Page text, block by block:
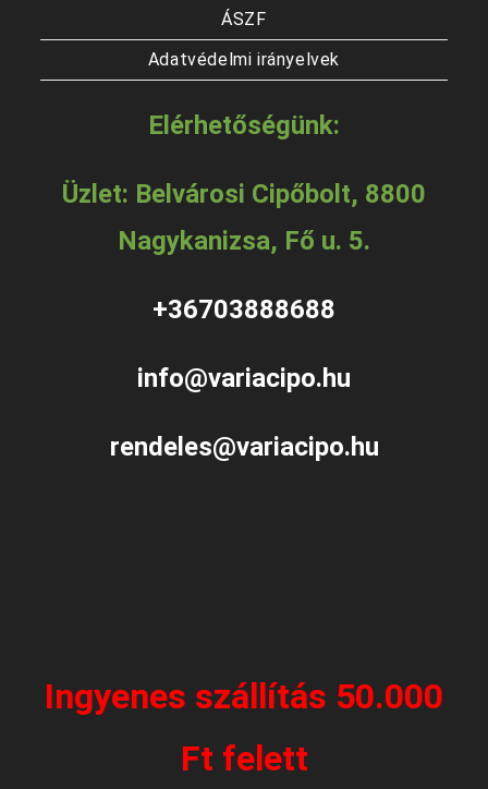
ÁSZF
Adatvédelmi irányelvek
Elérhetőségünk:
Üzlet: Belvárosi Cipőbolt, 8800
Nagykanizsa, Fő u. 5.
+36703888688
info@variacipo.hu
rendeles@variacipo.hu
Ingyenes szállítás 50.000
Ft felett